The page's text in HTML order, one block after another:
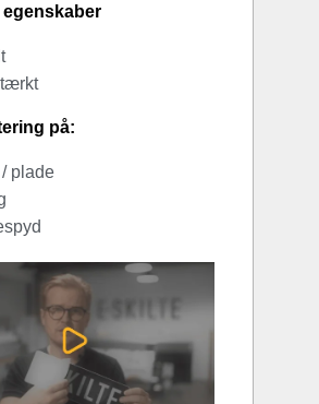
på:
plade